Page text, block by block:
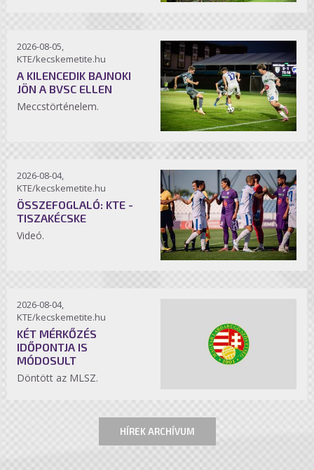
2026-08-05,
KTE/kecskemetite.hu
A KILENCEDIK BAJNOKI
JÖN A BVSC ELLEN
Meccstörténelem.
2026-08-04,
KTE/kecskemetite.hu
ÖSSZEFOGLALÓ: KTE -
TISZAKÉCSKE
Videó.
2026-08-04,
KTE/kecskemetite.hu
KÉT MÉRKŐZÉS
IDŐPONTJA IS
MÓDOSULT
Döntött az MLSZ.
HÍREK ARCHÍVUM